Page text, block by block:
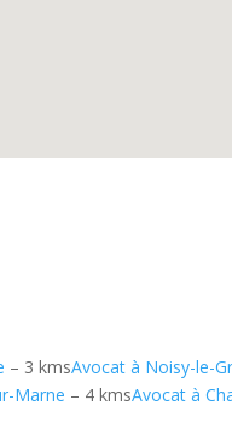
– 3 kmsAvocat à Noisy-le-
Marne – 4 kmsAvocat à